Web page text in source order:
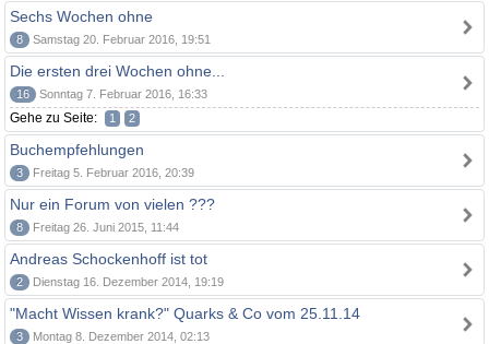
Sechs Wochen ohne
8 Samstag 20. Februar 2016, 19:51
Die ersten drei Wochen ohne...
16 Sonntag 7. Februar 2016, 16:33
Gehe zu Seite: 1 2
Buchempfehlungen
3 Freitag 5. Februar 2016, 20:39
Nur ein Forum von vielen ???
8 Freitag 26. Juni 2015, 11:44
Andreas Schockenhoff ist tot
2 Dienstag 16. Dezember 2014, 19:19
"Macht Wissen krank?" Quarks & Co vom 25.11.14
3 Montag 8. Dezember 2014, 02:13